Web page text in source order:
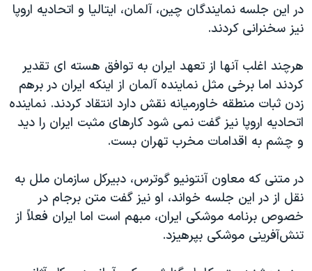
در این جلسه نمایندگان چین، آلمان، ایتالیا و اتحادیه اروپا
نیز سخنرانی کردند.
هرچند اغلب آنها از تعهد ایران به توافق هسته ای تقدیر
کردند اما برخی مثل نماینده آلمان از اینکه ایران در برهم
زدن ثبات منطقه خاورمیانه نقش دارد انتقاد کردند. نماینده
اتحادیه اروپا نیز گفت نمی شود کارهای مثبت ایران را دید
و چشم به اقدامات مخرب تهران بست.
در متنی که معاون آنتونیو گوترس، دبیرکل سازمان ملل به
نقل از در این جلسه خواند، او نیز گفت متن برجام در
خصوص برنامه موشکی ایران، مبهم است اما ایران فعلاً از
تنش‌آفرینی موشکی بپرهیزد.